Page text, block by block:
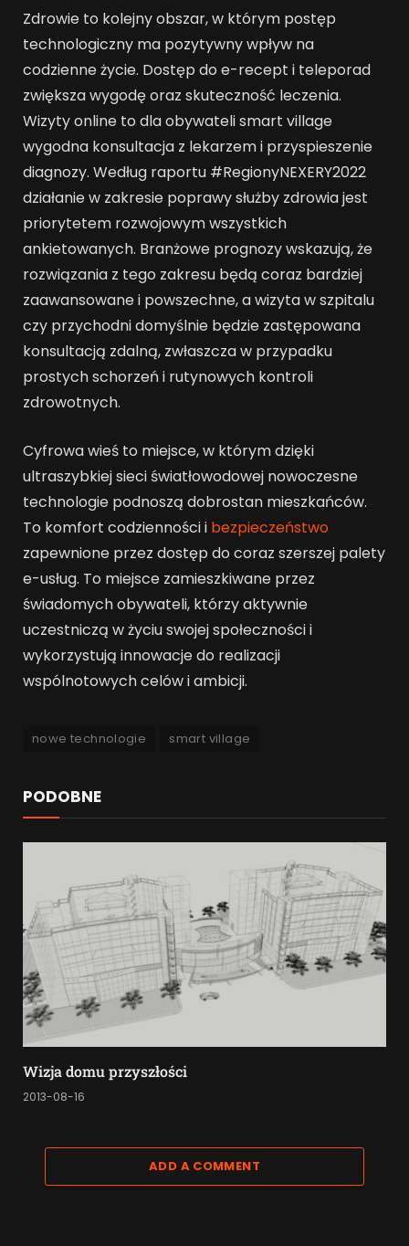
Zdrowie to kolejny obszar, w którym postęp
technologiczny ma pozytywny wpływ na
codzienne życie. Dostęp do e-recept i teleporad
zwiększa wygodę oraz skuteczność leczenia.
Wizyty online to dla obywateli smart village
wygodna konsultacja z lekarzem i przyspieszenie
diagnozy. Według raportu #RegionyNEXERY2022
działanie w zakresie poprawy służby zdrowia jest
priorytetem rozwojowym wszystkich
ankietowanych. Branżowe prognozy wskazują, że
rozwiązania z tego zakresu będą coraz bardziej
zaawansowane i powszechne, a wizyta w szpitalu
czy przychodni domyślnie będzie zastępowana
konsultacją zdalną, zwłaszcza w przypadku
prostych schorzeń i rutynowych kontroli
zdrowotnych.
Cyfrowa wieś to miejsce, w którym dzięki
ultraszybkiej sieci światłowodowej nowoczesne
technologie podnoszą dobrostan mieszkańców.
To komfort codzienności i bezpieczeństwo
zapewnione przez dostęp do coraz szerszej palety
e-usług. To miejsce zamieszkiwane przez
świadomych obywateli, którzy aktywnie
uczestniczą w życiu swojej społeczności i
wykorzystują innowacje do realizacji
wspólnotowych celów i ambicji.
nowe technologie smart village
PODOBNE
Wizja domu przyszłości
2013-08-16
ADD A COMMENT